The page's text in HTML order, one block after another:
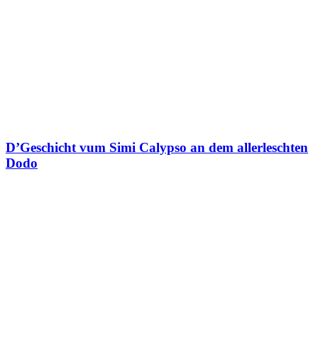
D’Geschicht vum Simi Calypso an dem allerleschten
Dodo